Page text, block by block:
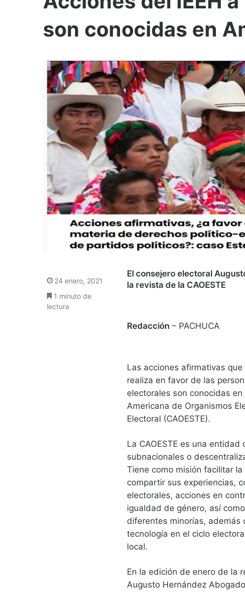
son conocidas en
El consejero electoral
la revista de la CAOESTE
Redacción – PACHUCA
Las acciones afirmativas
realiza en favor de las
electorales son conocidas
Americana de Organismos
Electoral (CAOESTE).
La CAOESTE es una
subnacionales o
Tiene como misión facilitar
compartir sus experiencias,
electorales, acciones en
igualdad de género, así
diferentes minorías, además
tecnología en el ciclo
local.
En la edición de enero de la
Augusto Hernández
24 enero, 2021
1 minuto de
lectura